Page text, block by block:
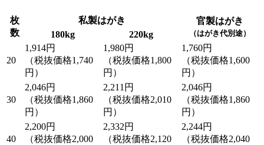
枚
数
私製はがき 官製はがき
（はがき代別途）
180kg 220kg
20
1,914円
（税抜価格1,740
円）
1,980円
（税抜価格1,800
円）
1,760円
（税抜価格1,600
円）
30
2,046円
（税抜価格1,860
円）
2,211円
（税抜価格2,010
円）
2,046円
（税抜価格1,860
円）
40
2,200円
（税抜価格2,000
2,332円
（税抜価格2,120
2,244円
（税抜価格2,040